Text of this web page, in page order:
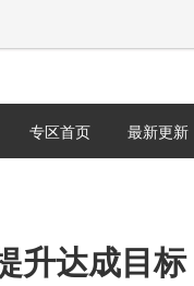
专区首页 最新更新
升达成目